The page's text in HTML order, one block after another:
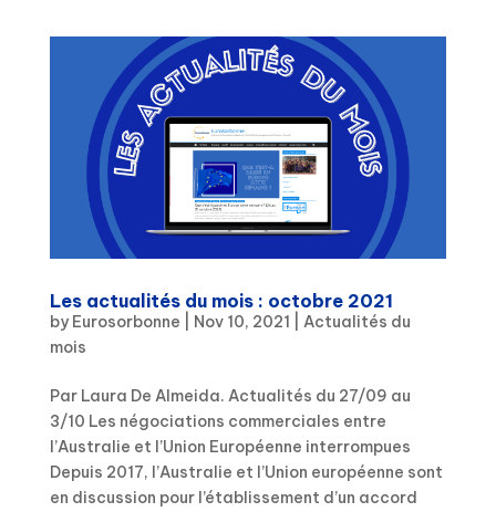
Les actualités du mois : octobre 2021
by Eurosorbonne Nov 10, 2021
Actualités du
mois
Par Laura De Almeida. Actualités du 27/09 au
3/10 Les négociations commerciales entre
l’Australie et l’Union Européenne interrompues
Depuis 2017, l’Australie et l’Union européenne sont
en discussion pour l’établissement d’un accord